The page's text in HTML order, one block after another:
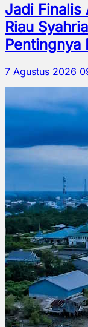
Jadi Finalis
Riau
Pentingnya
7 Agustus 2026